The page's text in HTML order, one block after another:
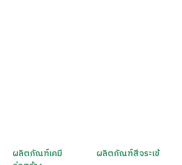
ผลิตภัณฑ์เคมี
ผลิตภัณฑ์สีจระเข้